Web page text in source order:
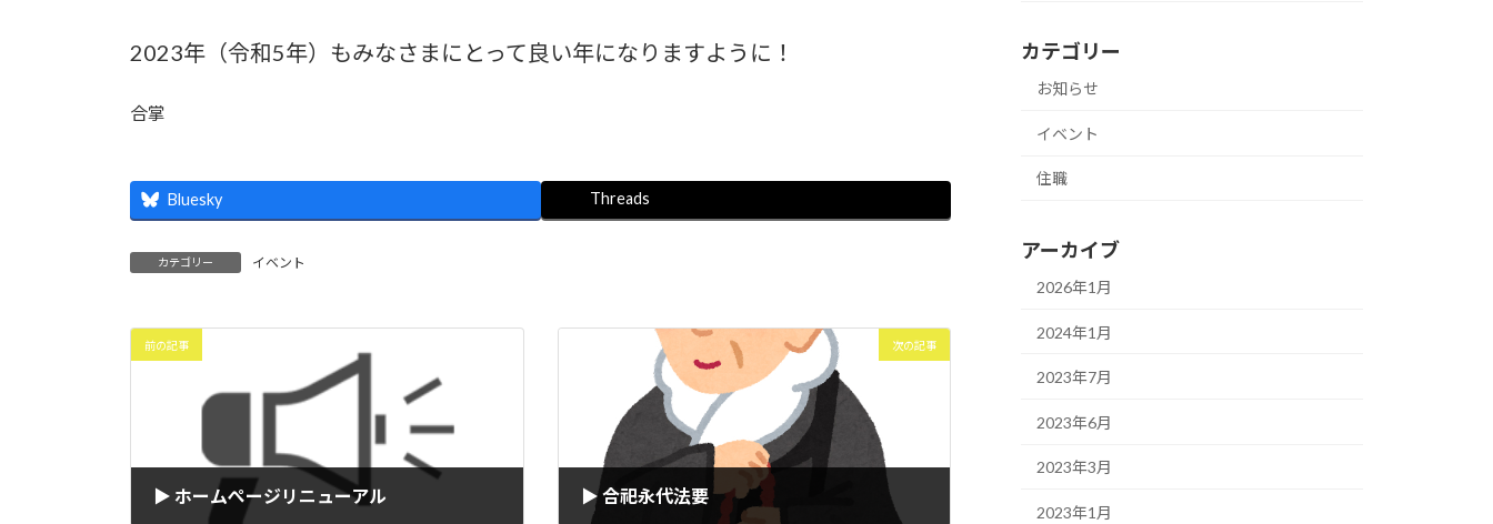
2023年（令和5年）もみなさまにとって良い年になりますように！
合掌
Bluesky Threads
カテゴリー イベント
前の記事
▶ ホームぺージリニューアル
次の記事
▶ 合祀永代法要
カテゴリー
お知らせ
イベント
住職
アーカイブ
2026年1月
2024年1月
2023年7月
2023年6月
2023年3月
2023年1月